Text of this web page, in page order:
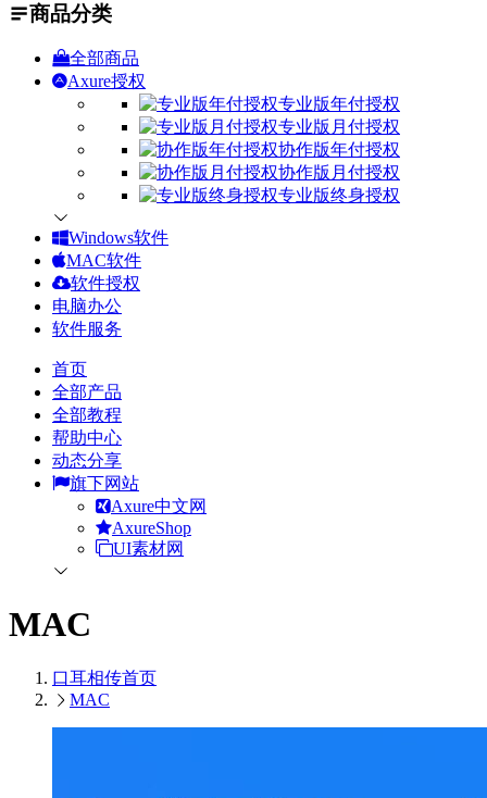
商品分类
全部商品
Axure授权
专业版年付授权
专业版月付授权
协作版年付授权
协作版月付授权
专业版终身授权
Windows软件
MAC软件
软件授权
电脑办公
软件服务
首页
全部产品
全部教程
帮助中心
动态分享
旗下网站
Axure中文网
AxureShop
UI素材网
MAC
口耳相传首页
MAC